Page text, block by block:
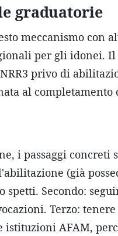
graduatorie
meccanismo con
per gli idonei.
privo di
al
i passaggi
(già
spetti. Secondo:
Terzo:
AFAM,